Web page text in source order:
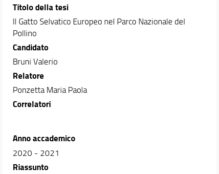
Per le aziende
Didattica
Docenti
Orario e calendari
Titolo della tesi
Il Gatto Selvatico Europeo nel Parco Nazionale del
Pollino
Candidato
Bruni Valerio
Relatore
Ponzetta Maria Paola
Correlatori
Anno accademico
2020 - 2021
Riassunto